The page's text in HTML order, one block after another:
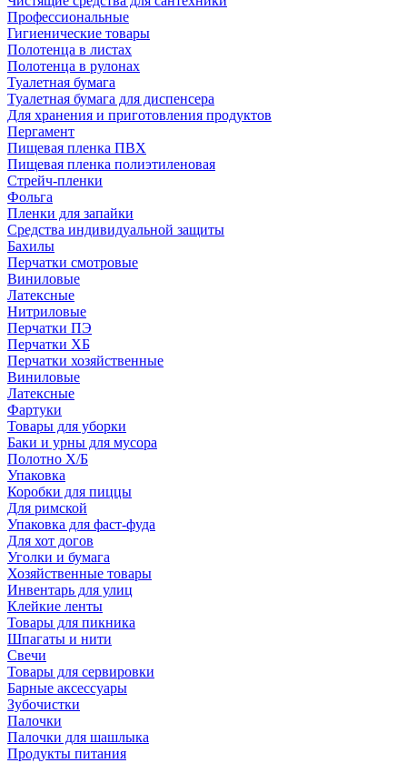
Профессиональные
Гигиенические товары
Полотенца в листах
Полотенца в рулонах
Туалетная бумага
Туалетная бумага для диспенсера
Для хранения и приготовления продуктов
Пергамент
Пищевая пленка ПВХ
Пищевая пленка полиэтиленовая
Стрейч-пленки
Фольга
Пленки для запайки
Средства индивидуальной защиты
Бахилы
Перчатки смотровые
Виниловые
Латексные
Нитриловые
Перчатки ПЭ
Перчатки ХБ
Перчатки хозяйственные
Виниловые
Латексные
Фартуки
Товары для уборки
Баки и урны для мусора
Полотно Х/Б
Упаковка
Коробки для пиццы
Для римской
Упаковка для фаст-фуда
Для хот догов
Уголки и бумага
Хозяйственные товары
Инвентарь для улиц
Клейкие ленты
Товары для пикника
Шпагаты и нити
Свечи
Товары для сервировки
Барные аксессуары
Зубочистки
Палочки
Палочки для шашлыка
Продукты питания